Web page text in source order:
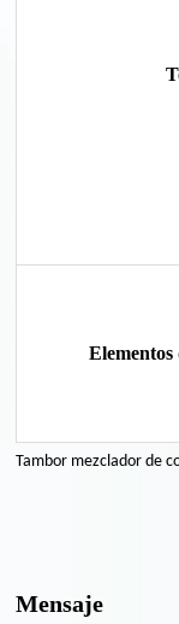
Tambor mezclador de
Mensaje